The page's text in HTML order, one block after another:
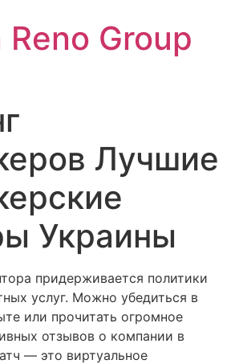
Group
Лучшие
Украины
придерживается политики
услуг. Можно убедиться в
или прочитать огромное
отзывов о компании в
— это виртуальное